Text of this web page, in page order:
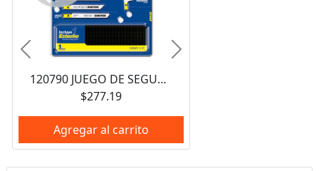
120790 JUEGO DE SEGUETAS PARA SIERRAS CALADORAS, 29 PIEZAS SURTEK
$277.19
Agregar al carrito
Anterior Siguiente